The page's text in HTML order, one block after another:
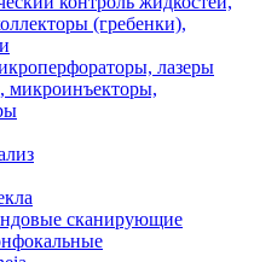
(гребенки),
лазеры
микроинъекторы,
сканирующие